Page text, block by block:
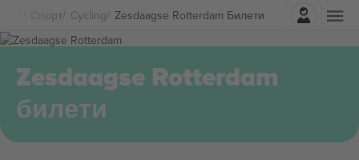
Спорт Cycling Zesdaagse Rotterdam Билети
Најави се
Zesdaagse Rotterdam
билети